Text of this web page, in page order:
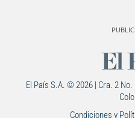
El País S.A. © 2026 | Cra. 2 No.
Condiciones y